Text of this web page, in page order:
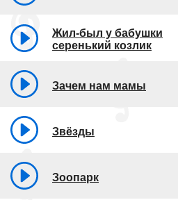
Жил-был у бабушки
серенький козлик
Зачем нам мамы
Звёзды
Зоопарк